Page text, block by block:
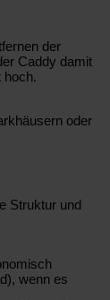
der
Caddy damit
hoch.
oder
Struktur und
wenn es